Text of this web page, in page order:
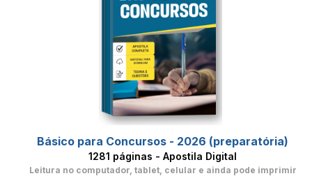
Básico para Concursos - 2026 (preparatória)
1281 páginas - Apostila Digital
Leitura no computador, tablet, celular e ainda pode imprimir